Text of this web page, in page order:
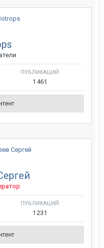
ПУБЛИКАЦИЙ
1 461
ПУБЛИКАЦИЙ
1 231